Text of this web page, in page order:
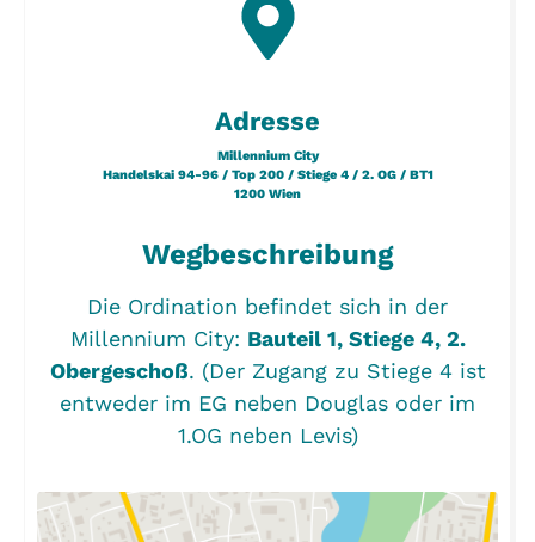
Adresse
Millennium City
Handelskai 94-96 / Top 200 / Stiege 4 / 2. OG / BT1
1200 Wien
Wegbeschreibung
Die Ordination befindet sich in der
Millennium City: Bauteil 1, Stiege 4, 2.
Obergeschoß. (Der Zugang zu Stiege 4 ist
entweder im EG neben Douglas oder im
1.OG neben Levis)